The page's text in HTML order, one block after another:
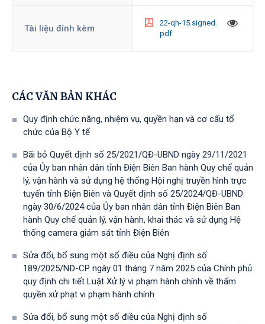
Tài liệu đính kèm
22-qh-15.signed.
pdf
CÁC VĂN BẢN KHÁC
Quy định chức năng, nhiệm vụ, quyền hạn và cơ cấu tổ
chức của Bộ Y tế
Bãi bỏ Quyết định số 25/2021/QĐ-UBND ngày 29/11/2021
của Ủy ban nhân dân tỉnh Điện Biên Ban hành Quy chế quản
lý, vận hành và sử dụng hệ thống Hội nghị truyền hình trực
tuyến tỉnh Điện Biên và Quyết định số 25/2024/QĐ-UBND
ngày 30/6/2024 của Ủy ban nhân dân tỉnh Điện Biên Ban
hành Quy chế quản lý, vận hành, khai thác và sử dụng Hệ
thống camera giám sát tỉnh Điện Biên
Sửa đổi, bổ sung một số điều của Nghị định số
189/2025/NĐ-CР ngày 01 tháng 7 năm 2025 của Chính phủ
quy định chi tiết Luật Xử lý vi phạm hành chính về thẩm
quyền xử phạt vi phạm hành chính
Sửa đổi, bổ sung một số điều của Nghị định số